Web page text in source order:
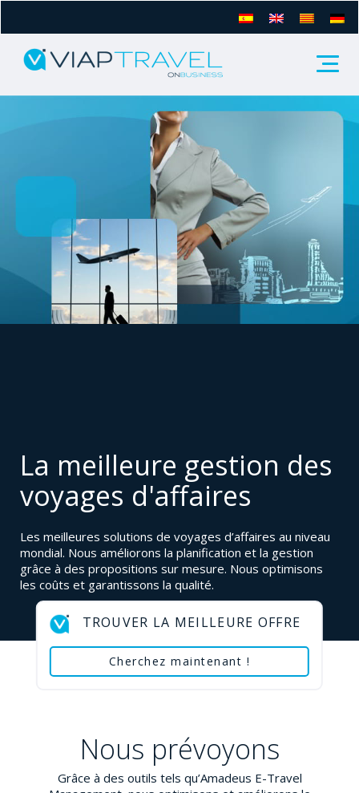
La meilleure gestion des
voyages d'affaires
Les meilleures solutions de voyages d’affaires au niveau
mondial. Nous améliorons la planification et la gestion
grâce à des propositions sur mesure. Nous optimisons
les coûts et garantissons la qualité.
TROUVER LA MEILLEURE OFFRE
Cherchez maintenant !
Nous prévoyons
Grâce à des outils tels qu’Amadeus E-Travel